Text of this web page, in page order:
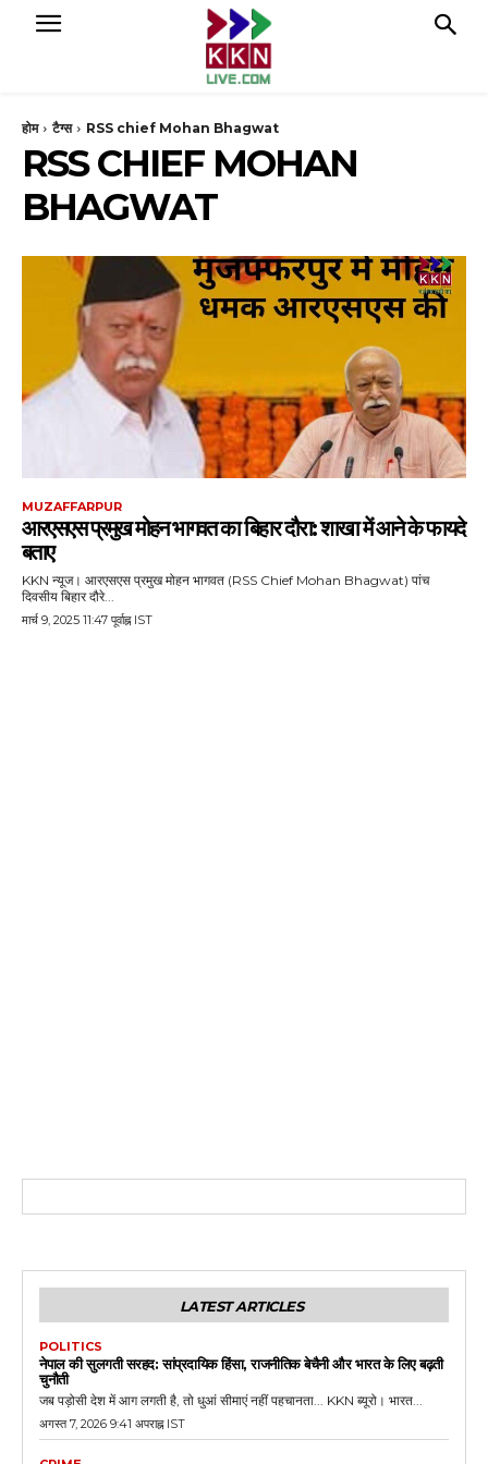
होम टैग्स RSS chief Mohan Bhagwat
RSS CHIEF MOHAN
BHAGWAT
MUZAFFARPUR
आरएसएस प्रमुख मोहन भागवत का बिहार दौरा: शाखा में आने के फायदे
बताए
KKN न्यूज। आरएसएस प्रमुख मोहन भागवत (RSS Chief Mohan Bhagwat) पांच
दिवसीय बिहार दौरे...
मार्च 9, 2025 11:47 पूर्वाह्न IST
LATEST ARTICLES
POLITICS
नेपाल की सुलगती सरहद: सांप्रदायिक हिंसा, राजनीतिक बेचैनी और भारत के लिए बढ़ती
चुनौती
जब पड़ोसी देश में आग लगती है, तो धुआं सीमाएं नहीं पहचानता... KKN ब्यूरो। भारत...
अगस्त 7, 2026 9:41 अपराह्न IST